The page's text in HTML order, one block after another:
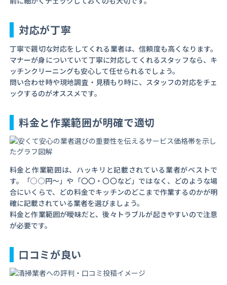
対応が丁寧
丁寧で親切な対応をしてくれる業者は、信頼度も高くなります。
マナーが身についていて丁寧に対応してくれるスタッフなら、キ
ッチンクリーニングも安心して任せられるでしょう。
問い合わせ時や現地調査・見積もり時に、スタッフの対応をチェ
ックするのがオススメです。
料金と作業範囲が明確で適切
料金と作業範囲は、ハッキリと記載されている業者がベストで
す。「○○円～」や「〇〇・〇〇など」ではなく、どのような場
合にいくらで、どの料金でキッチンのどこまで作業するのかが明
確に記載されている業者を選びましょう。
料金と作業範囲が曖昧だと、後々トラブルが起きやすいので注意
が必要です。
口コミが良い